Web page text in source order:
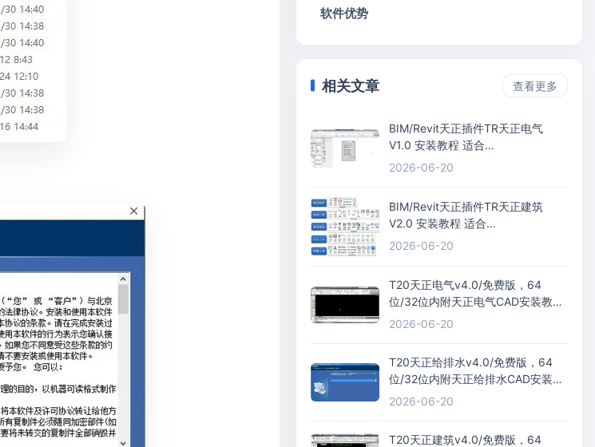
软件优势
相关文章 查看更多
BIM/Revit天正插件TR天正电气
V1.0 安装教程 适合
Revit2015/Revit2016/Revit2017等
2026-06-20
BIM/Revit天正插件TR天正建筑
V2.0 安装教程 适合
Revit2015/Revit2016/Revit2017等
2026-06-20
T20天正电气v4.0/免费版，64
位/32位内附天正电气CAD安装教程
+过期补丁+激活码
2026-06-20
T20天正给排水v4.0/免费版，64
位/32位内附天正给排水CAD安装教
程+过期补丁+激活码
2026-06-20
T20天正建筑v4.0/免费版，64